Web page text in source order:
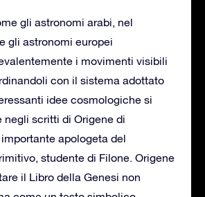
gli astronomi arabi, nel
gli astronomi europei
i movimenti visibili
con il sistema adottato
idee cosmologiche si
negli scritti di Origene di
apologeta del
studente di Filone. Origene
il Libro della Genesi non